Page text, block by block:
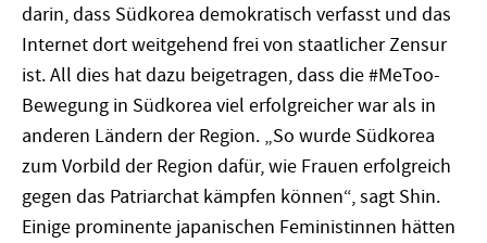
darin, dass Südkorea demokratisch verfasst und das
Internet dort weitgehend frei von staatlicher Zensur
ist. All dies hat dazu beigetragen, dass die #MeToo-
Bewegung in Südkorea viel erfolgreicher war als in
anderen Ländern der Region. „So wurde Südkorea
zum Vorbild der Region dafür, wie Frauen erfolgreich
gegen das Patriarchat kämpfen können“, sagt Shin.
Einige prominente japanischen Feministinnen hätten